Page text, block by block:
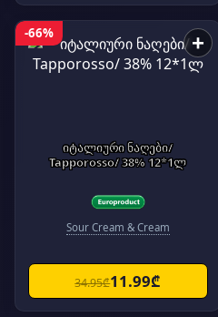
-66% +
იტალიური ნაღები/
Tapporosso/ 38% 12*1ლ
Sour Cream & Cream
34.95₾11.99₾